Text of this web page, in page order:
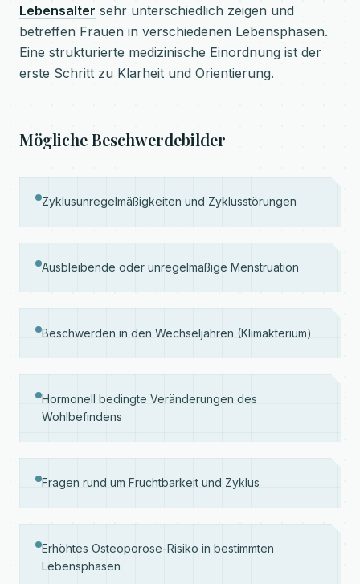
Lebensalter sehr unterschiedlich zeigen und
betreffen Frauen in verschiedenen Lebensphasen.
Eine strukturierte medizinische Einordnung ist der
erste Schritt zu Klarheit und Orientierung.
Mögliche Beschwerdebilder
Zyklusunregelmäßigkeiten und Zyklusstörungen
Ausbleibende oder unregelmäßige Menstruation
Beschwerden in den Wechseljahren (Klimakterium)
Hormonell bedingte Veränderungen des
Wohlbefindens
Fragen rund um Fruchtbarkeit und Zyklus
Erhöhtes Osteoporose-Risiko in bestimmten
Lebensphasen